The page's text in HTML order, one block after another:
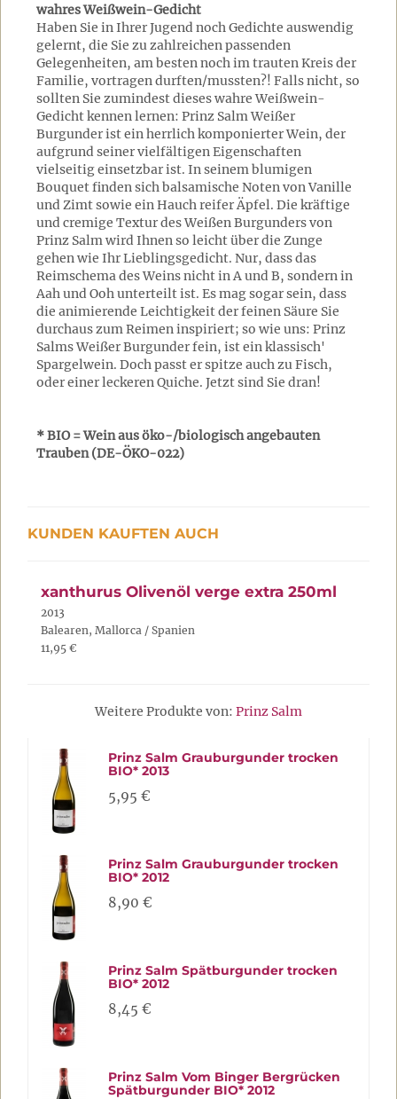
wahres Weißwein-Gedicht
Haben Sie in Ihrer Jugend noch Gedichte auswendig
gelernt, die Sie zu zahlreichen passenden
Gelegenheiten, am besten noch im trauten Kreis der
Familie, vortragen durften/mussten?! Falls nicht, so
sollten Sie zumindest dieses wahre Weißwein-
Gedicht kennen lernen: Prinz Salm Weißer
Burgunder ist ein herrlich komponierter Wein, der
aufgrund seiner vielfältigen Eigenschaften
vielseitig einsetzbar ist. In seinem blumigen
Bouquet finden sich balsamische Noten von Vanille
und Zimt sowie ein Hauch reifer Äpfel. Die kräftige
und cremige Textur des Weißen Burgunders von
Prinz Salm wird Ihnen so leicht über die Zunge
gehen wie Ihr Lieblingsgedicht. Nur, dass das
Reimschema des Weins nicht in A und B, sondern in
Aah und Ooh unterteilt ist. Es mag sogar sein, dass
die animierende Leichtigkeit der feinen Säure Sie
durchaus zum Reimen inspiriert; so wie uns: Prinz
Salms Weißer Burgunder fein, ist ein klassisch'
Spargelwein. Doch passt er spitze auch zu Fisch,
oder einer leckeren Quiche. Jetzt sind Sie dran!
* BIO = Wein aus öko-/biologisch angebauten
Trauben (DE-ÖKO-022)
KUNDEN KAUFTEN AUCH
xanthurus Olivenöl verge extra 250ml
2013
Balearen, Mallorca / Spanien
11,95 €
Weitere Produkte von: Prinz Salm
Prinz Salm Grauburgunder trocken
BIO* 2013
5,95 €
Prinz Salm Grauburgunder trocken
BIO* 2012
8,90 €
Prinz Salm Spätburgunder trocken
BIO* 2012
8,45 €
Prinz Salm Vom Binger Bergrücken
Spätburgunder BIO* 2012